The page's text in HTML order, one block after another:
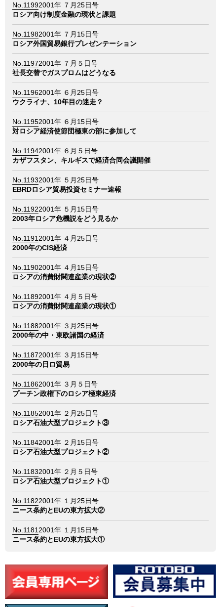
No.11992001年 ７月25日号
ロシア向け制度金融の現状と課題
No.11982001年 ７月15日号
ロシア外国貿易銀行プレゼンテーション
No.11972001年 ７月５日号
社長交替でガスプロムはどうなる
No.11962001年 ６月25日号
ウクライナ、10年目の迷走？
No.11952001年 ６月15日号
対ロシア経済使節団極東の部に参加して
No.11942001年 ６月５日号
カザフスタン、キルギスで経済合同会議開催
No.11932001年 ５月25日号
EBRDロシア貿易投資セミナー速報
No.11922001年 ５月15日号
2003年ロシア危機説をどう見るか
No.1191 2001年 ４月25日号
2000年のCIS経済
No.11902001年 ４月15日号
ロシアの消費財関連産業の現状②
No.11892001年 ４月５日号
ロシアの消費財関連産業の現状①
No.11882001年 ３月25日号
2000年の中・東欧諸国の経済
No.11872001年 ３月15日号
2000年の日ロ貿易
No.11862001年 ３月５日号
プーチン政権下のロシア極東経済
No.11852001年 ２月25日号
ロシア石油大型プロジェクト③
No.11842001年 ２月15日号
ロシア石油大型プロジェクト②
No.11832001年 ２月５日号
ロシア石油大型プロジェクト①
No.11822001年 １月25日号
ニース条約とEUの東方拡大②
No.1181 2001年 １月15日号
ニース条約とEUの東方拡大①